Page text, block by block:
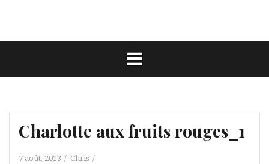
Charlotte aux fruits rouges_1
7 août, 2013 Chris